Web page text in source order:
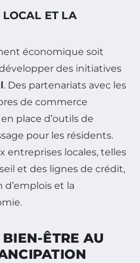
LOCAL ET LA
économique soit
des initiatives
. Des partenariats avec les
de commerce
place d’outils de
pour les résidents.
entreprises locales, telles
et des lignes de crédit,
et la
ÊTRE AU